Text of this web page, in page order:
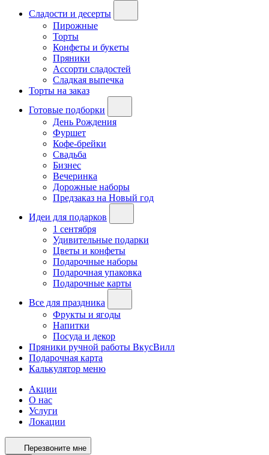
Сладости и десерты
Пирожные
Торты
Конфеты и букеты
Пряники
Ассорти сладостей
Сладкая выпечка
Торты на заказ
Готовые подборки
День Рождения
Фуршет
Кофе-брейки
Свадьба
Бизнес
Вечеринка
Дорожные наборы
Предзаказ на Новый год
Идеи для подарков
1 сентября
Удивительные подарки
Цветы и конфеты
Подарочные наборы
Подарочная упаковка
Подарочные карты
Все для праздника
Фрукты и ягоды
Напитки
Посуда и декор
Пряники ручной работы ВкусВилл
Подарочная карта
Калькулятор меню
Акции
О нас
Услуги
Локации
Перезвоните мне